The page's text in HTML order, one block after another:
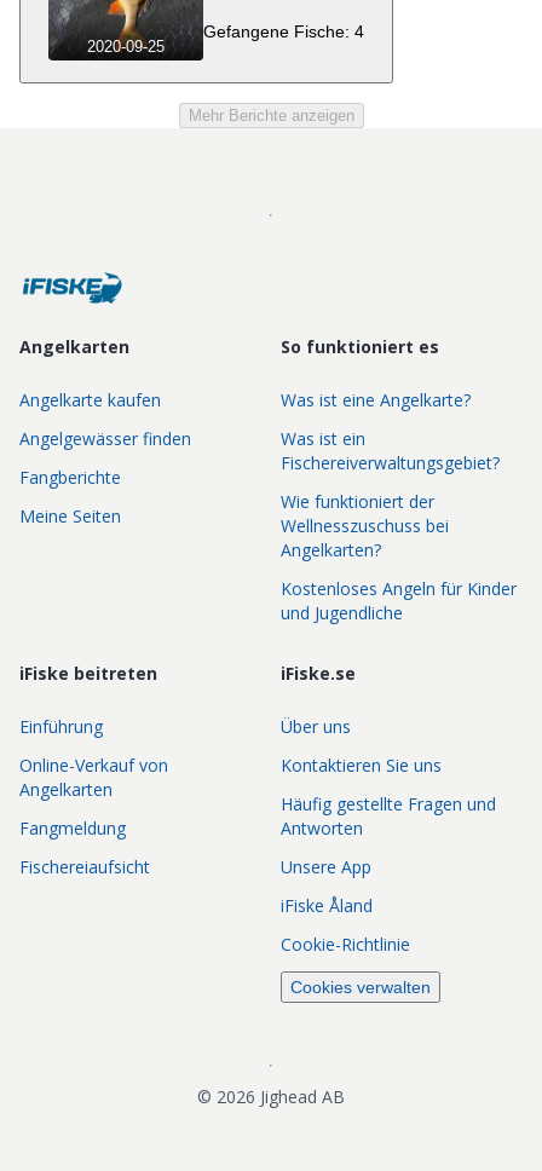
2020-09-25
Gefangene Fische: 4
Mehr Berichte anzeigen
Angelkarten
Angelkarte kaufen
Angelgewässer finden
Fangberichte
Meine Seiten
So funktioniert es
Was ist eine Angelkarte?
Was ist ein
Fischereiverwaltungsgebiet?
Wie funktioniert der
Wellnesszuschuss bei
Angelkarten?
Kostenloses Angeln für Kinder
und Jugendliche
iFiske beitreten
Einführung
Online-Verkauf von
Angelkarten
Fangmeldung
Fischereiaufsicht
iFiske.se
Über uns
Kontaktieren Sie uns
Häufig gestellte Fragen und
Antworten
Unsere App
iFiske Åland
Cookie-Richtlinie
Cookies verwalten
© 2026 Jighead AB